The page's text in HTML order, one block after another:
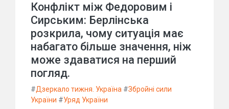
Конфлікт між Федоровим і
Сирським: Берлінська
розкрила, чому ситуація має
набагато більше значення, ніж
може здаватися на перший
погляд.
#Дзеркало тижня. Україна #Збройні сили
України #Уряд України